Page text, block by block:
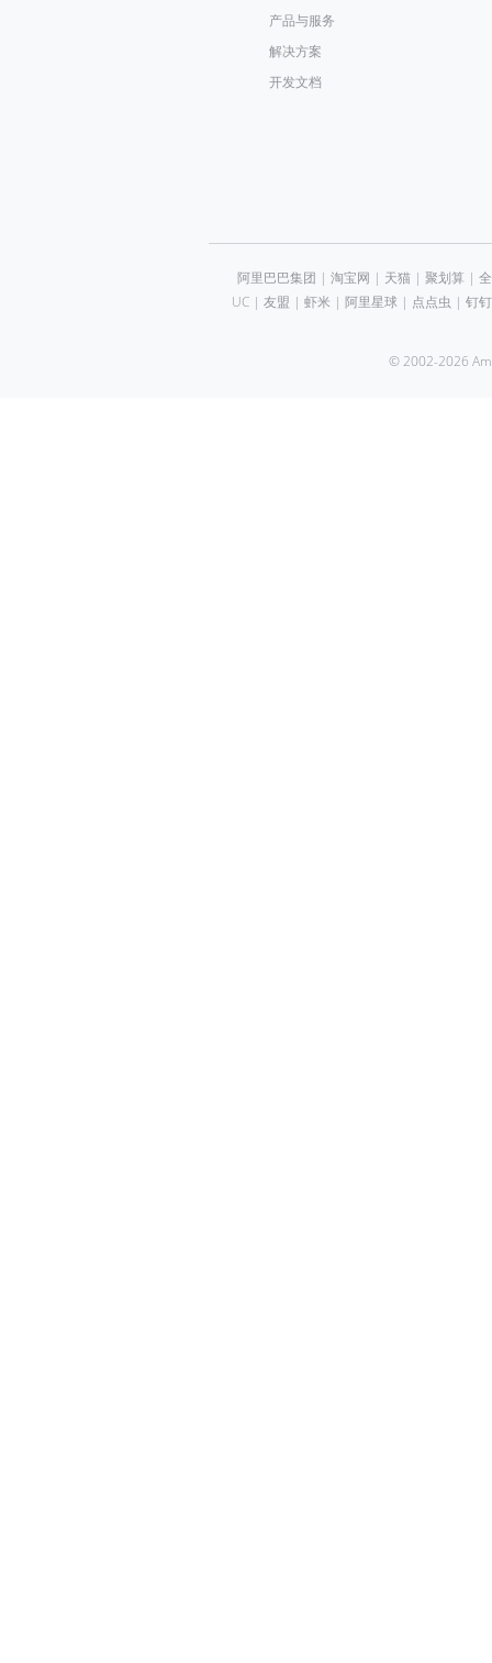
产品与服务
解决方案
开发文档
阿里巴巴集团 | 淘宝网 | 天猫| 聚划算 |
UC| 友盟 | 虾米 | 阿里星球| 点点虫 | 钉钉
© 2002-2026